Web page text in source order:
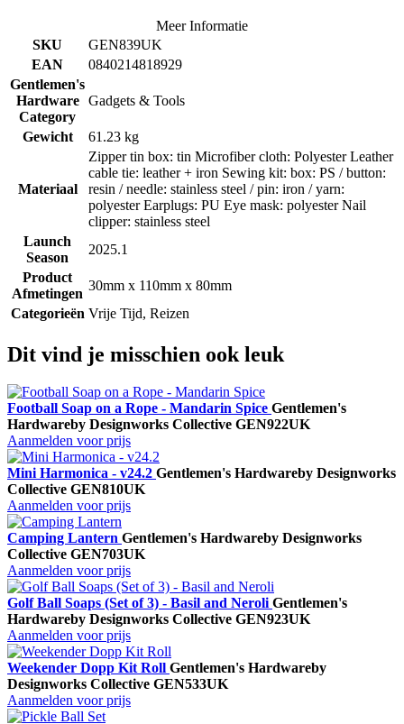
Meer Informatie
SKU
GEN839UK
EAN
0840214818929
Gentlemen's
Hardware
Category
Gadgets & Tools
Gewicht 61.23 kg
Materiaal
Zipper tin box: tin Microfiber cloth: Polyester Leather
cable tie: leather + iron Sewing kit: box: PS / button:
resin / needle: stainless steel / pin: iron / yarn:
polyester Earplugs: PU Eye mask: polyester Nail
clipper: stainless steel
Launch
Season
2025.1
Product
Afmetingen
30mm x 110mm x 80mm
Categorieën Vrije Tijd, Reizen
Dit vind je misschien ook leuk
Football Soap on a Rope - Mandarin Spice Gentlemen's
Hardwareby Designworks Collective GEN922UK
Aanmelden voor prijs
Mini Harmonica - v24.2 Gentlemen's Hardwareby Designworks
Collective GEN810UK
Aanmelden voor prijs
Camping Lantern Gentlemen's Hardwareby Designworks
Collective GEN703UK
Aanmelden voor prijs
Golf Ball Soaps (Set of 3) - Basil and NeroliGentlemen's
Hardwareby Designworks Collective GEN923UK
Aanmelden voor prijs
Weekender Dopp Kit Roll Gentlemen's Hardwareby
Designworks Collective GEN533UK
Aanmelden voor prijs